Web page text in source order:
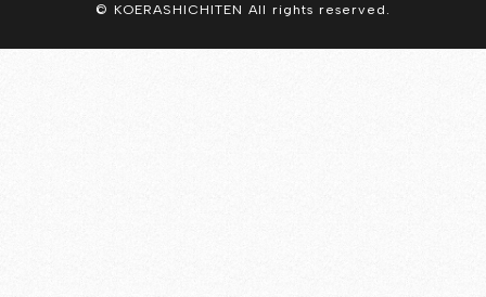
© KOERASHICHITEN All rights reserved.